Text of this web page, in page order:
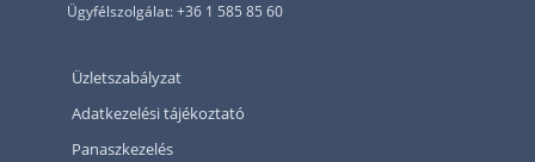
Ügyfélszolgálat: +36 1 585 85 60
Üzletszabályzat
Adatkezelési tájékoztató
Panaszkezelés